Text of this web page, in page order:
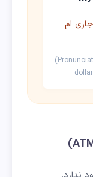
حساب جاری ام